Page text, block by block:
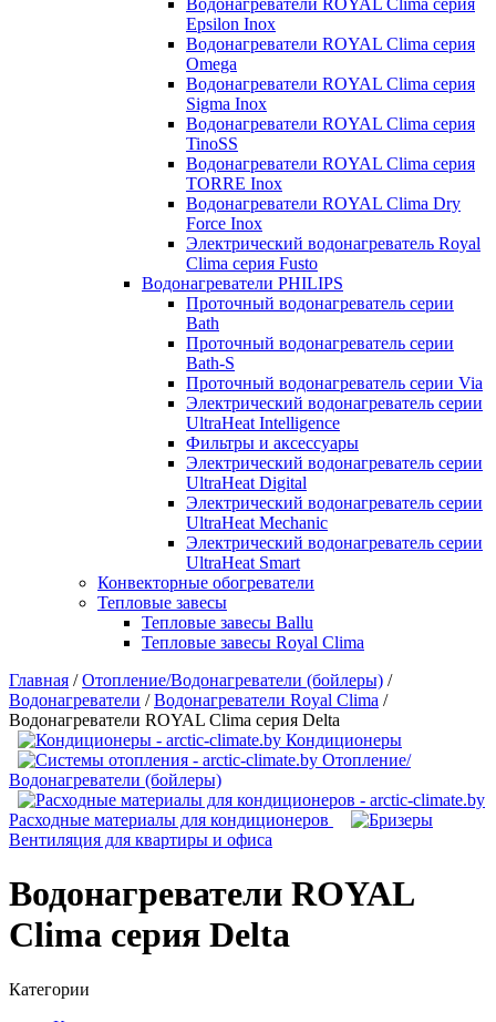
Водонагреватели ROYAL Clima серия
Epsilon Inox
Водонагреватели ROYAL Clima серия
Omega
Водонагреватели ROYAL Clima серия
Sigma Inox
Водонагреватели ROYAL Clima серия
TinoSS
Водонагреватели ROYAL Clima серия
TORRE Inox
Водонагреватели ROYAL Clima Dry
Force Inox
Электрический водонагреватель Royal
Clima серия Fusto
Водонагреватели PHILIPS
Проточный водонагреватель серии
Bath
Проточный водонагреватель серии
Bath-S
Проточный водонагреватель серии Via
Электрический водонагреватель серии
UltraHeat Intelligence
Фильтры и аксессуары
Электрический водонагреватель серии
UltraHeat Digital
Электрический водонагреватель серии
UltraHeat Mechanic
Электрический водонагреватель серии
UltraHeat Smart
Конвекторные обогреватели
Тепловые завесы
Тепловые завесы Ballu
Тепловые завесы Royal Clima
Главная /Отопление/Водонагреватели (бойлеры) /
Водонагреватели /Водонагреватели Royal Clima /
Водонагреватели ROYAL Clima серия Delta
Кондиционеры
Отопление/
Водонагреватели (бойлеры)
Расходные материалы для кондиционеров
Вентиляция для квартиры и офиса
Водонагреватели ROYAL
Clima серия Delta
Категории